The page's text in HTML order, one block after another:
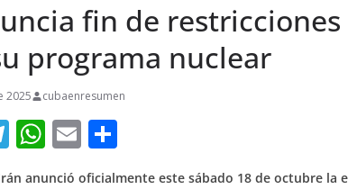
fin de restricciones
programa nuclear
2025 cubaenresumen
T
el
W E
m
anunció oficialmente este sábado 18 de octubre la